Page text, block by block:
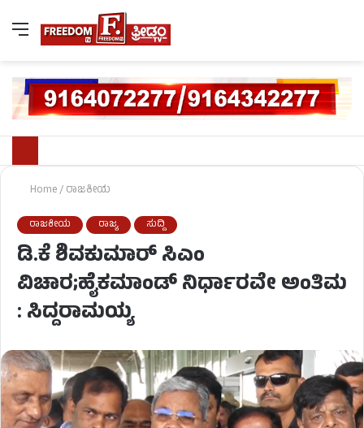
Home/ರಾಜಕೀಯ
ರಾಜಕೀಯ ರಾಜ್ಯ ಸುದ್ದಿ
ಡಿ.ಕೆ ಶಿವಕುಮಾರ್​​ ಸಿಎಂ
ವಿಚಾರ;ಹೈಕಮಾಂಡ್ ನಿರ್ಧಾರವೇ ಅಂತಿಮ
: ಸಿದ್ದರಾಮಯ್ಯ